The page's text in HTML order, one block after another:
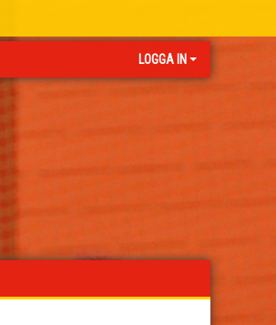
LOGGA IN